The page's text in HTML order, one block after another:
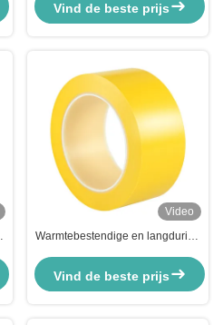
Vind de beste prijs
Video
Warmtebestendige en langdurige
Vind de beste prijs